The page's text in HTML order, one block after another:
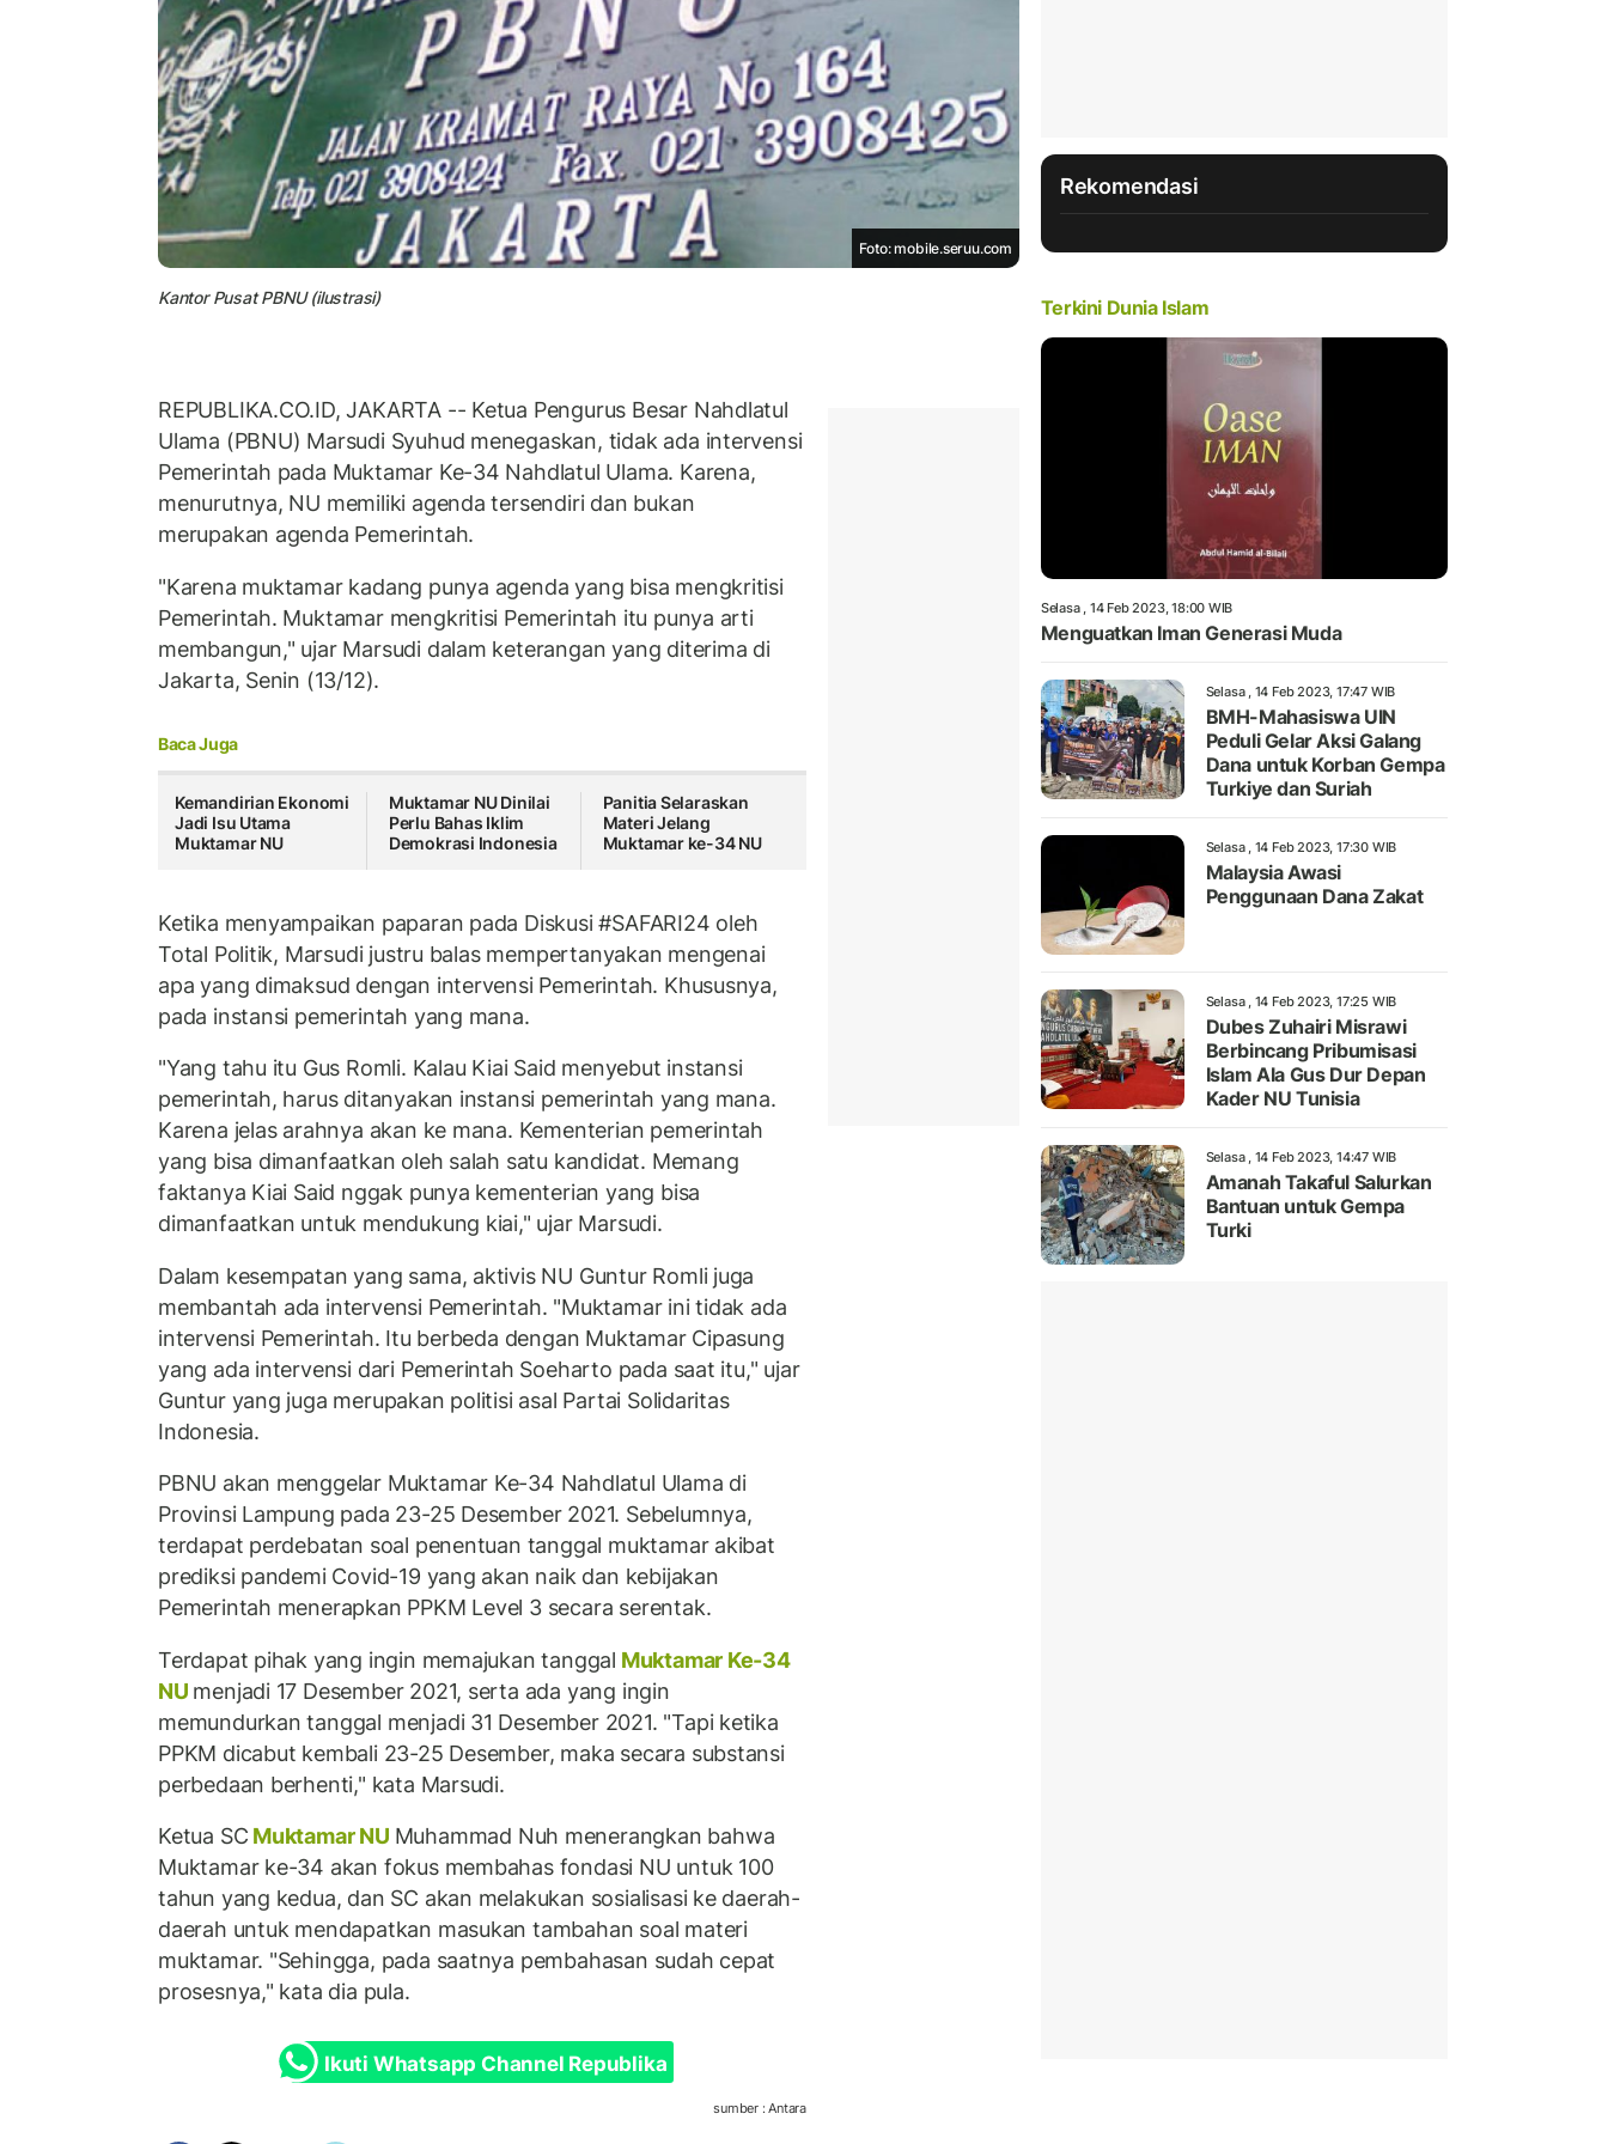
Foto: mobile.seruu.com
Kantor Pusat PBNU (ilustrasi)
REPUBLIKA.CO.ID, JAKARTA -- Ketua Pengurus Besar Nahdlatul
Ulama (PBNU) Marsudi Syuhud menegaskan, tidak ada intervensi
Pemerintah pada Muktamar Ke-34 Nahdlatul Ulama. Karena,
menurutnya, NU memiliki agenda tersendiri dan bukan
merupakan agenda Pemerintah.
"Karena muktamar kadang punya agenda yang bisa mengkritisi
Pemerintah. Muktamar mengkritisi Pemerintah itu punya arti
membangun," ujar Marsudi dalam keterangan yang diterima di
Jakarta, Senin (13/12).
Baca Juga
Kemandirian Ekonomi
Jadi Isu Utama
Muktamar NU
Muktamar NU Dinilai
Perlu Bahas Iklim
Demokrasi Indonesia
Panitia Selaraskan
Materi Jelang
Muktamar ke-34 NU
Ketika menyampaikan paparan pada Diskusi #SAFARI24 oleh
Total Politik, Marsudi justru balas mempertanyakan mengenai
apa yang dimaksud dengan intervensi Pemerintah. Khususnya,
pada instansi pemerintah yang mana.
"Yang tahu itu Gus Romli. Kalau Kiai Said menyebut instansi
pemerintah, harus ditanyakan instansi pemerintah yang mana.
Karena jelas arahnya akan ke mana. Kementerian pemerintah
yang bisa dimanfaatkan oleh salah satu kandidat. Memang
faktanya Kiai Said nggak punya kementerian yang bisa
dimanfaatkan untuk mendukung kiai," ujar Marsudi.
Dalam kesempatan yang sama, aktivis NU Guntur Romli juga
membantah ada intervensi Pemerintah. "Muktamar ini tidak ada
intervensi Pemerintah. Itu berbeda dengan Muktamar Cipasung
yang ada intervensi dari Pemerintah Soeharto pada saat itu," ujar
Guntur yang juga merupakan politisi asal Partai Solidaritas
Indonesia.
PBNU akan menggelar Muktamar Ke-34 Nahdlatul Ulama di
Provinsi Lampung pada 23-25 Desember 2021. Sebelumnya,
terdapat perdebatan soal penentuan tanggal muktamar akibat
prediksi pandemi Covid-19 yang akan naik dan kebijakan
Pemerintah menerapkan PPKM Level 3 secara serentak.
Terdapat pihak yang ingin memajukan tanggal Muktamar Ke-34
NU menjadi 17 Desember 2021, serta ada yang ingin
memundurkan tanggal menjadi 31 Desember 2021. "Tapi ketika
PPKM dicabut kembali 23-25 Desember, maka secara substansi
perbedaan berhenti," kata Marsudi.
Ketua SC Muktamar NU Muhammad Nuh menerangkan bahwa
Muktamar ke-34 akan fokus membahas fondasi NU untuk 100
tahun yang kedua, dan SC akan melakukan sosialisasi ke daerah-
daerah untuk mendapatkan masukan tambahan soal materi
muktamar. "Sehingga, pada saatnya pembahasan sudah cepat
prosesnya," kata dia pula.
Ikuti Whatsapp Channel Republika
sumber : Antara
Rekomendasi
Terkini Dunia Islam
Selasa , 14 Feb 2023, 18:00 WIB
Menguatkan Iman Generasi Muda
Selasa , 14 Feb 2023, 17:47 WIB
BMH-Mahasiswa UIN
Peduli Gelar Aksi Galang
Dana untuk Korban Gempa
Turkiye dan Suriah
Selasa , 14 Feb 2023, 17:30 WIB
Malaysia Awasi
Penggunaan Dana Zakat
Selasa , 14 Feb 2023, 17:25 WIB
Dubes Zuhairi Misrawi
Berbincang Pribumisasi
Islam Ala Gus Dur Depan
Kader NU Tunisia
Selasa , 14 Feb 2023, 14:47 WIB
Amanah Takaful Salurkan
Bantuan untuk Gempa
Turki